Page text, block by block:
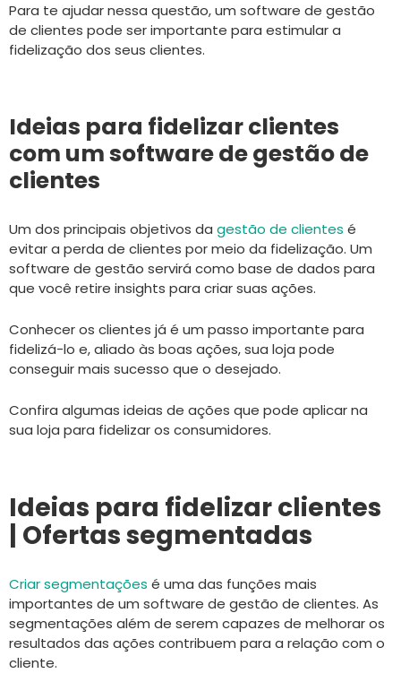
Para te ajudar nessa questão, um software de gestão
de clientes pode ser importante para estimular a
fidelização dos seus clientes.
Ideias para fidelizar clientes
com um software de gestão de
clientes
Um dos principais objetivos da gestão de clientes é
evitar a perda de clientes por meio da fidelização. Um
software de gestão servirá como base de dados para
que você retire insights para criar suas ações.
Conhecer os clientes já é um passo importante para
fidelizá-lo e, aliado às boas ações, sua loja pode
conseguir mais sucesso que o desejado.
Confira algumas ideias de ações que pode aplicar na
sua loja para fidelizar os consumidores.
Ideias para fidelizar clientes
| Ofertas segmentadas
Criar segmentações é uma das funções mais
importantes de um software de gestão de clientes. As
segmentações além de serem capazes de melhorar os
resultados das ações contribuem para a relação com o
cliente.